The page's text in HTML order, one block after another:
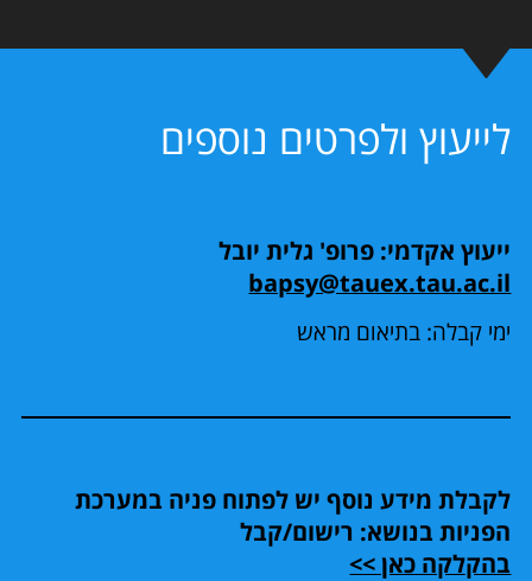
לייעוץ ולפרטים נוספים
ייעוץ אקדמי: פרופ' גלית יובל
bapsy@tauex.tau.ac.il
ימי קבלה: בתיאום מראש
לקבלת מידע נוסף יש לפתוח פניה במערכת
הפניות בנושא: רישום/קבל
בהקלקה כאן >>